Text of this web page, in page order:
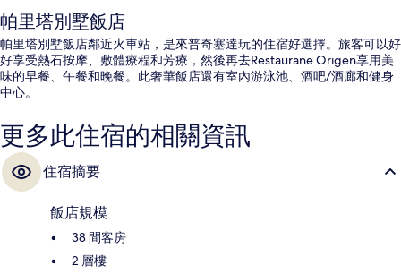
帕里塔別墅飯店
帕里塔別墅飯店鄰近火車站，是來普奇塞達玩的住宿好選擇。旅客可以好
好享受熱石按摩、敷體療程和芳療，然後再去Restaurane Origen享用美
味的早餐、午餐和晚餐。此奢華飯店還有室內游泳池、酒吧/酒廊和健身
中心。
更多此住宿的相關資訊
住宿摘要
飯店規模
38 間客房
2 層樓